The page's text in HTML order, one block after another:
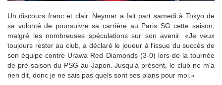
Un discours franc et clair. Neymar a fait part samedi à Tokyo de
sa volonté de poursuivre sa carrière au Paris SG cette saison,
malgré les nombreuses spéculations sur son avenir. «Je veux
toujours rester au club, a déclaré le joueur à l'issue du succès de
son équipe contre Urawa Red Diamonds (3-0) lors de la tournée
de pré-saison du PSG au Japon. Jusqu'à présent, le club ne m'a
rien dit, donc je ne sais pas quels sont ses plans pour moi.»